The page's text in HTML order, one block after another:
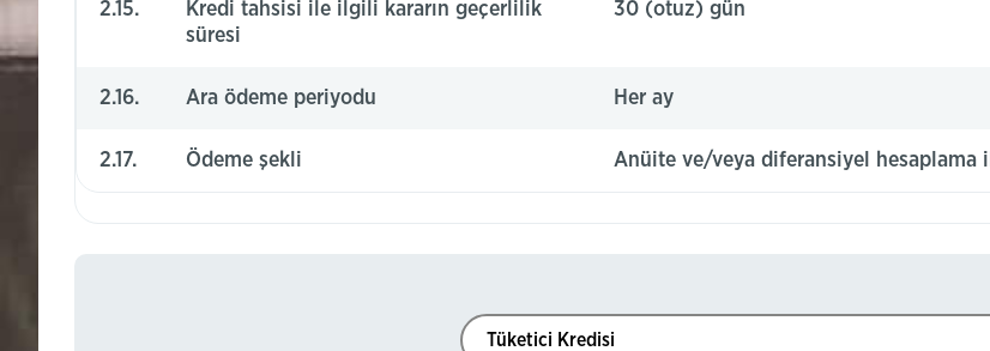
2.15.
Kredi tahsisi ile ilgili kararın geçerlilik
süresi
30 (otuz) gün
2.16. Ara ödeme periyodu Her ay
2.17. Ödeme şekli Anüite ve/veya diferansiyel hesaplama
Tüketici Kredisi